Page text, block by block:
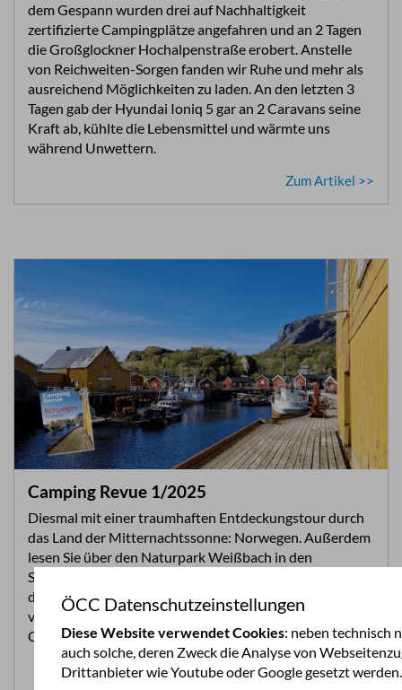
dem Gespann wurden drei auf Nachhaltigkeit
zertifizierte Campingplätze angefahren und an 2 Tagen
die Großglockner Hochalpenstraße erobert. Anstelle
von Reichweiten-Sorgen fanden wir Ruhe und mehr als
ausreichend Möglichkeiten zu laden. An den letzten 3
Tagen gab der Hyundai Ioniq 5 gar an 2 Caravans seine
Kraft ab, kühlte die Lebensmittel und wärmte uns
während Unwettern.
Zum Artikel >>
Camping Revue 1/2025
Diesmal mit einer traumhaften Entdeckungstour durch
das Land der Mitternachtssonne: Norwegen. Außerdem
lesen Sie über den Naturpark Weißbach in den
Salzburger Kalkhochalpen. Wir erzählen Ihnen, was bei
der Montage von Dachzelten zu beachten ist, und wir
vergleichen teilintegrierte Wohnmobile mit
Campervans: Was passt besser zu Ihnen?
Zum Artikel >>
ÖCC Datenschutzeinstellungen
Diese Website verwendet Cookies: neben technisch
auch solche, deren Zweck die Analyse von
Drittanbieter wie Youtube oder Google gesetzt werden.